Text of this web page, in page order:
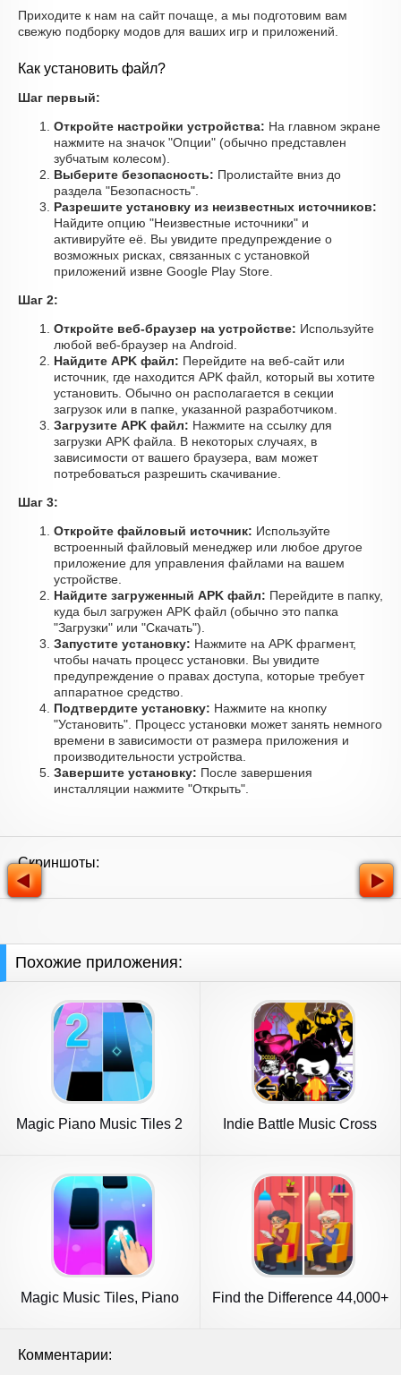
Приходите к нам на сайт почаще, а мы подготовим вам
свежую подборку модов для ваших игр и приложений.
Как установить файл?
Шаг первый:
Откройте настройки устройства: На главном экране
нажмите на значок "Опции" (обычно представлен
зубчатым колесом).
Выберите безопасность: Пролистайте вниз до
раздела "Безопасность".
Разрешите установку из неизвестных источников:
Найдите опцию "Неизвестные источники" и
активируйте её. Вы увидите предупреждение о
возможных рисках, связанных с установкой
приложений извне Google Play Store.
Шаг 2:
Откройте веб-браузер на устройстве: Используйте
любой веб-браузер на Android.
Найдите APK файл: Перейдите на веб-сайт или
источник, где находится APK файл, который вы хотите
установить. Обычно он располагается в секции
загрузок или в папке, указанной разработчиком.
Загрузите APK файл: Нажмите на ссылку для
загрузки APK файла. В некоторых случаях, в
зависимости от вашего браузера, вам может
потребоваться разрешить скачивание.
Шаг 3:
Откройте файловый источник: Используйте
встроенный файловый менеджер или любое другое
приложение для управления файлами на вашем
устройстве.
Найдите загруженный APK файл: Перейдите в папку,
куда был загружен APK файл (обычно это папка
"Загрузки" или "Скачать").
Запустите установку: Нажмите на APK фрагмент,
чтобы начать процесс установки. Вы увидите
предупреждение о правах доступа, которые требует
аппаратное средство.
Подтвердите установку: Нажмите на кнопку
"Установить". Процесс установки может занять немного
времени в зависимости от размера приложения и
производительности устройства.
Завершите установку: После завершения
инсталляции нажмите "Открыть".
Скриншоты:
Похожие приложения:
Magic Piano Music Tiles 2
Indie Battle Music Cross
Magic Music Tiles, Piano
Find the Difference 44,000+
Комментарии: